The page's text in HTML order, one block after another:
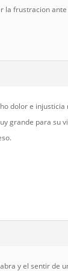
la frustracion
dolor e
grande para su
y el sentir de